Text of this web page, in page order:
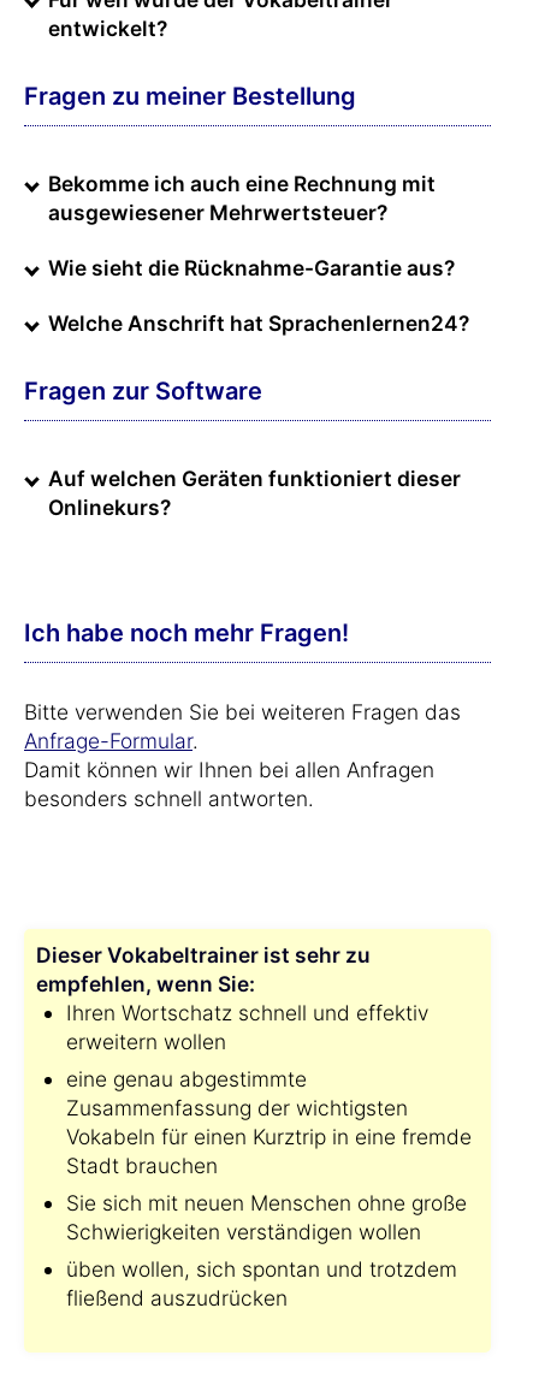
entwickelt?
Fragen zu meiner Bestellung
Bekomme ich auch eine Rechnung mit
ausgewiesener Mehrwertsteuer?
Wie sieht die Rücknahme-Garantie aus?
Welche Anschrift hat Sprachenlernen24?
Fragen zur Software
Auf welchen Geräten funktioniert dieser
Onlinekurs?
Ich habe noch mehr Fragen!
Bitte verwenden Sie bei weiteren Fragen das
Anfrage-Formular.
Damit können wir Ihnen bei allen Anfragen
besonders schnell antworten.
Dieser Vokabeltrainer ist sehr zu
empfehlen, wenn Sie:
Ihren Wortschatz schnell und effektiv
erweitern wollen
eine genau abgestimmte
Zusammenfassung der wichtigsten
Vokabeln für einen Kurztrip in eine fremde
Stadt brauchen
Sie sich mit neuen Menschen ohne große
Schwierigkeiten verständigen wollen
üben wollen, sich spontan und trotzdem
fließend auszudrücken